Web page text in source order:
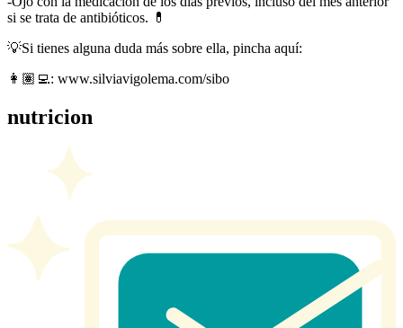
si se trata de antibióticos. 💊
💡Si tienes alguna duda más sobre ella, pincha aquí:
👩🏽‍💻: www.silviavigolema.com/sibo
nutricion